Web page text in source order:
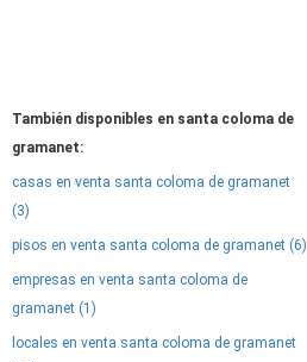
También disponibles en santa coloma de
gramanet:
casas en venta santa coloma de gramanet
(3)
pisos en venta santa coloma de gramanet (6)
empresas en venta santa coloma de
gramanet (1)
locales en venta santa coloma de gramanet